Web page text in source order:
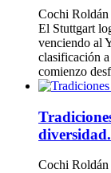
Cochi Roldán
El Stuttgart
venciendo al
clasificación
comienzo
diversidad.
Cochi